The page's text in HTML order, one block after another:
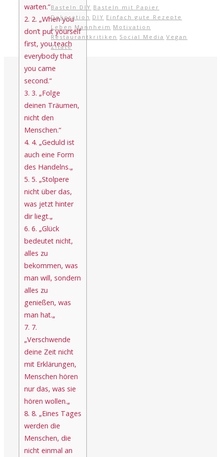
warten.“
2. 2. „When you
don’t put yourself
first, you teach
everybody that
you came
second.“
3. 3. „Folge
deinen Träumen,
nicht den
Menschen.“
4. 4. „Geduld ist
auch eine Form
des Handelns.„
5. 5. „Stolpere
nicht über das,
was jetzt hinter
dir liegt.„
6. 6. „Glück
bedeutet nicht,
alles zu
bekommen, was
man will, sondern
alles zu
genießen, was
man hat.„
7. 7.
„Verschwende
deine Zeit nicht
mit Erklärungen,
Menschen hören
nur das, was sie
hören wollen.„
8. 8. „Eines Tages
werden die
Menschen, die
nicht einmal an
Basteln DIY Basteln mit Papier
Dekoration DIY Einfach gute Rezepte
Leben Mannheim Motivation
Restaurantkritiken Social Media Vegan
Zitate